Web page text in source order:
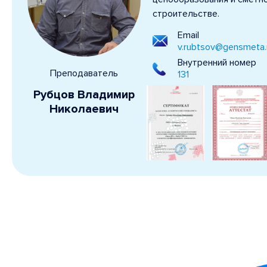
Преподаватель
Рубцов Владимир
Николаевич
строительстве.
Email
Внутренний номер
131